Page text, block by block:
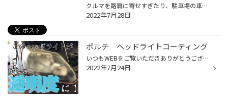
クルマを路肩に寄せすぎたり、駐車場の車止めにぶつけたりして、お気に入りのホイールを傷つけてしまったという経験は、多くの方がお持ちなのではないかと思います。とっても残念な気持ちになりますが、そんなときタイヤも気にかけていらっしゃいますか？ 一方、タイヤの“見える側”にはワックスをき...
2022年7月28日
ポルテ ヘッドライトコーティング
いつもWEBをご覧いただきありがとうございます！ ヘッドライトコーティングが大好評のタイヤ館郡山北です(*^▽^*) 今回はこちらの トヨタのポルテにヘッドライトコーティングをしていきます！ ヘッドライトの曇りが気になるとのことだったので 全力でキレイにしていきます 養生をして薬品で汚れを落...
2022年7月24日